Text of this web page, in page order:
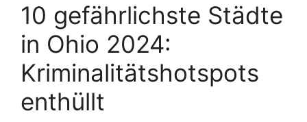
10 gefährlichste Städte
in Ohio 2024:
Kriminalitätshotspots
enthüllt